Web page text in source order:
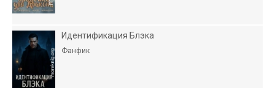
Идентификация Блэка
Фанфик